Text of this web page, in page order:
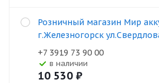
Розничный магазин Мир
г.Железногорск
+7 3919 73 90 00
В наличии
10 530 ₽